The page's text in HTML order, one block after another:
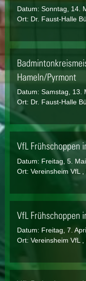
Datum: Sonntag, 14.
Ort: Dr. Faust-Halle
Hameln/Pyrmont
Datum: Samstag, 13.
Ort: Dr. Faust-Halle
VfL Frühschoppen
Datum: Freitag, 5.
Ort: Vereinsheim VfL
VfL Frühschoppen
Datum: Freitag, 7.
Ort: Vereinsheim VfL